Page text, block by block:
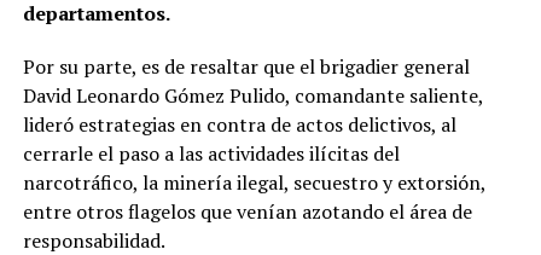
departamentos.
Por su parte, es de resaltar que el brigadier general
David Leonardo Gómez Pulido, comandante saliente,
lideró estrategias en contra de actos delictivos, al
cerrarle el paso a las actividades ilícitas del
narcotráfico, la minería ilegal, secuestro y extorsión,
entre otros flagelos que venían azotando el área de
responsabilidad.